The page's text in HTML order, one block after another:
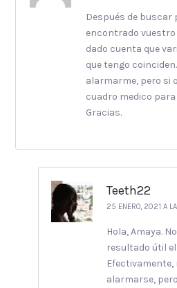
Después de
encontrado
dado cuenta que
que tengo
alarmarme, pero si
cuadro medico para
Gracias.
Teeth22
25 ENERO, 2021 A
Hola, Amaya.
resultado útil
alarmarse,